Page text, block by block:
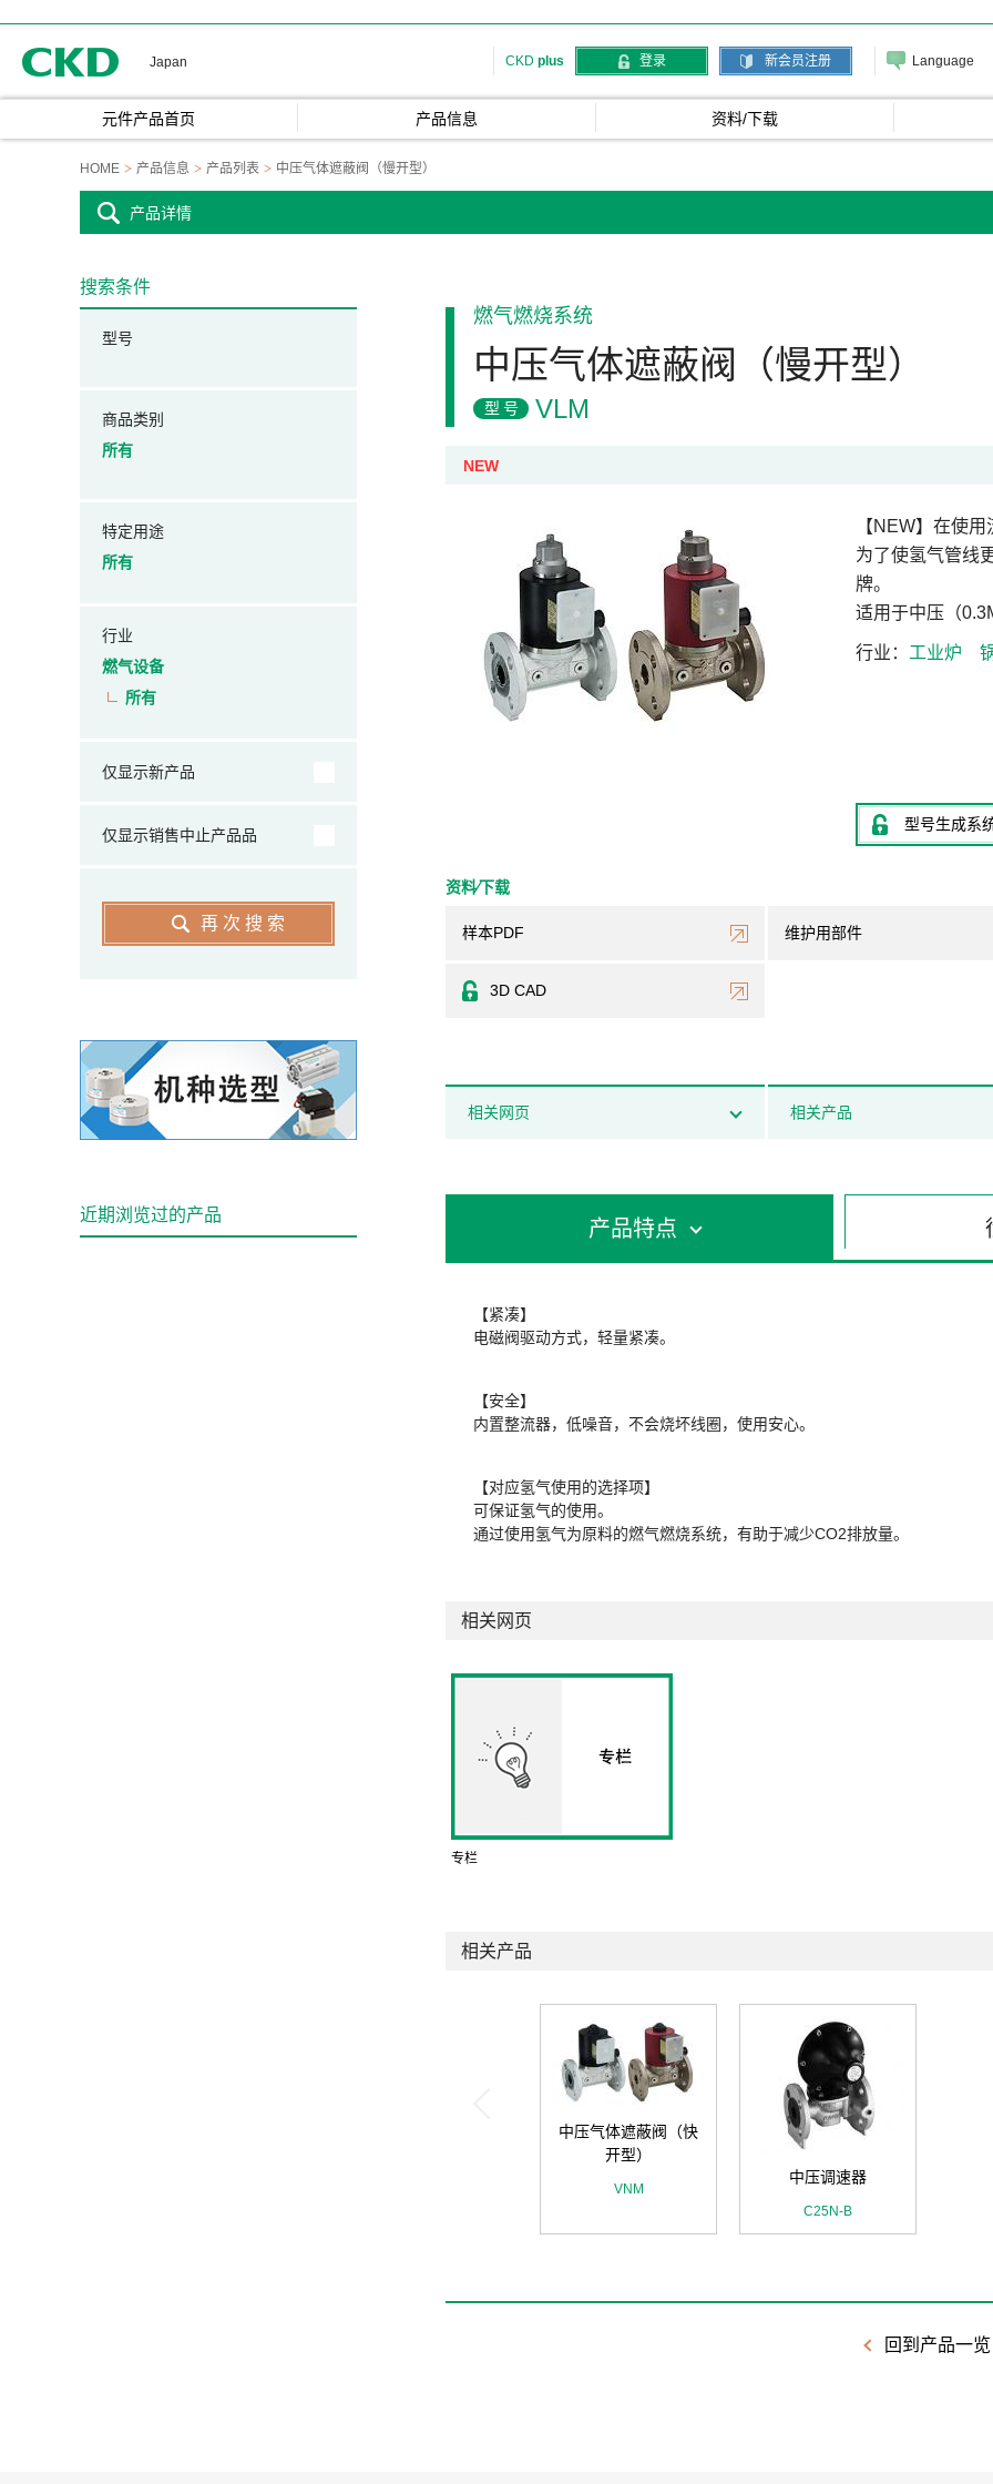
Japan CKD plus 登录 新会员注册 Language
元件产品首页 产品信息 资料/下载
HOME 产品信息 产品列表 中压气体遮蔽阀（慢开型）
产品详情
燃气燃烧系统
中压气体遮蔽阀（慢开型）
型号 VLM
NEW
【NEW】在使
为了使氢气管线
牌。
适用于中压（
行业 工业炉
型号生成系
资料⁄下载
样本PDF 维护用部件
3D CAD
相关网页 相关产品
产品特点
【紧凑】
电磁阀驱动方式，轻量紧凑。
【安全】
内置整流器，低噪音，不会烧坏线圈，使用安心。
【对应氢气使用的选择项】
可保证氢气的使用。
通过使用氢气为原料的燃气燃烧系统，有助于减少CO2排放量。
相关网页
专栏
相关产品
中压气体遮蔽阀（快
开型）
VNM
中压调速器
C25N-B
回到产品一览
搜索条件
型号
商品类别
所有
特定用途
所有
行业
燃气设备
所有
仅显示新产品
仅显示销售中止产品品
再次搜索
近期浏览过的产品